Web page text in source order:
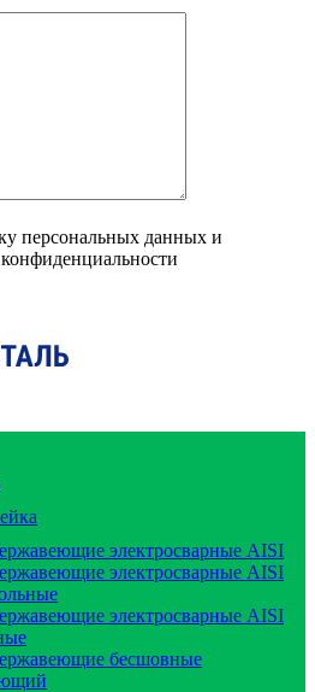
персональных данных и
электросварные AISI
электросварные AISI
электросварные AISI
бесшовные